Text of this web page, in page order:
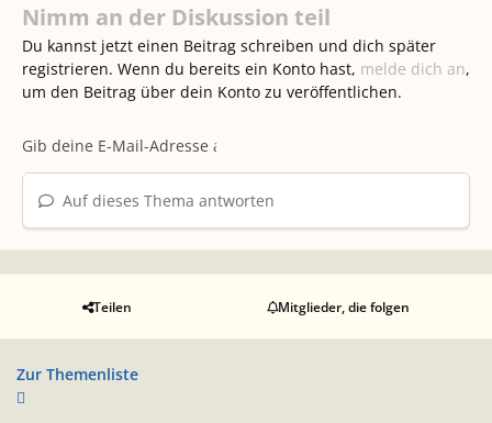
Nimm an der Diskussion teil
Du kannst jetzt einen Beitrag schreiben und dich später
registrieren. Wenn du bereits ein Konto hast, melde dich an,
um den Beitrag über dein Konto zu veröffentlichen.
Auf dieses Thema antworten
Teilen Mitglieder, die folgen
Zur Themenliste